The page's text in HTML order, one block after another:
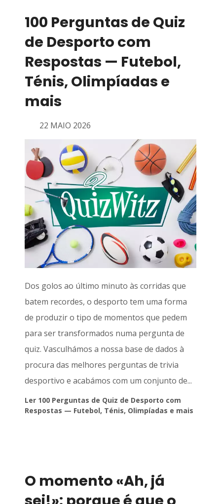
100 Perguntas de Quiz
de Desporto com
Respostas — Futebol,
Ténis, Olimpíadas e
mais
22 MAIO 2026
Dos golos ao último minuto às corridas que
batem recordes, o desporto tem uma forma
de produzir o tipo de momentos que pedem
para ser transformados numa pergunta de
quiz. Vasculhámos a nossa base de dados à
procura das melhores perguntas de trivia
desportivo e acabámos com um conjunto de...
Ler 100 Perguntas de Quiz de Desporto com
Respostas — Futebol, Ténis, Olimpíadas e mais
O momento «Ah, já